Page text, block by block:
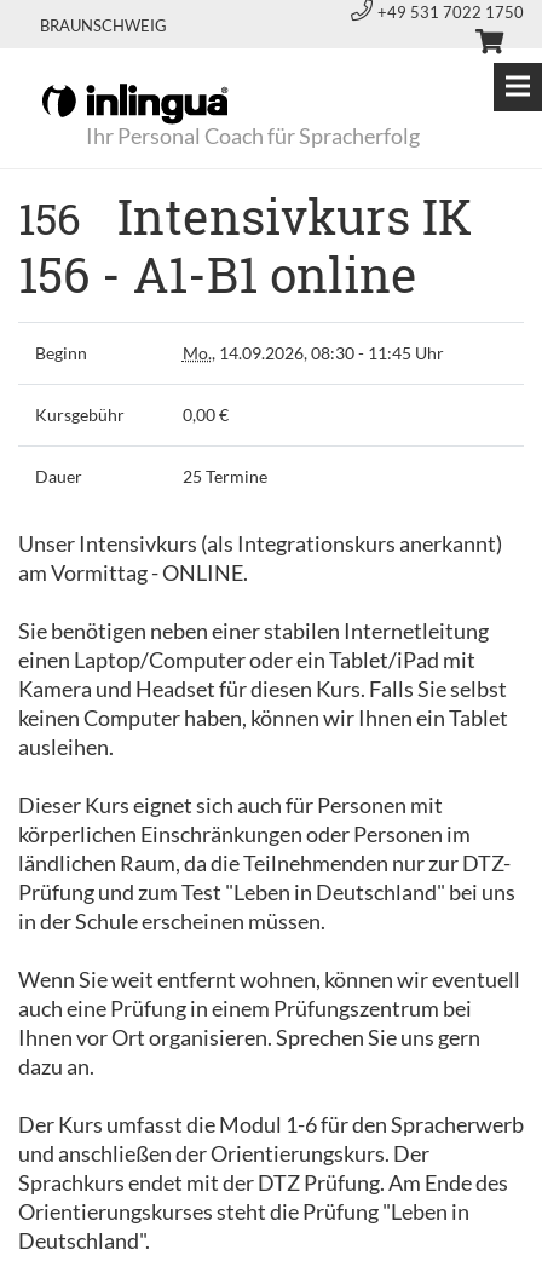
BRAUNSCHWEIG
+49 531 7022 1750
Ihr Personal Coach für Spracherfolg
156 Intensivkurs IK
156 - A1-B1 online
Beginn Mo., 14.09.2026, 08:30 - 11:45 Uhr
Kursgebühr 0,00 €
Dauer 25 Termine
Unser Intensivkurs (als Integrationskurs anerkannt)
am Vormittag - ONLINE.
Sie benötigen neben einer stabilen Internetleitung
einen Laptop/Computer oder ein Tablet/iPad mit
Kamera und Headset für diesen Kurs. Falls Sie selbst
keinen Computer haben, können wir Ihnen ein Tablet
ausleihen.
Dieser Kurs eignet sich auch für Personen mit
körperlichen Einschränkungen oder Personen im
ländlichen Raum, da die Teilnehmenden nur zur DTZ-
Prüfung und zum Test "Leben in Deutschland" bei uns
in der Schule erscheinen müssen.
Wenn Sie weit entfernt wohnen, können wir eventuell
auch eine Prüfung in einem Prüfungszentrum bei
Ihnen vor Ort organisieren. Sprechen Sie uns gern
dazu an.
Der Kurs umfasst die Modul 1-6 für den Spracherwerb
und anschließen der Orientierungskurs. Der
Sprachkurs endet mit der DTZ Prüfung. Am Ende des
Orientierungskurses steht die Prüfung "Leben in
Deutschland".